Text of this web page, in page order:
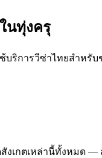
นทุ่งครุ
การวีซ่าไทยสำหรั
เกตเหล่านี้ทั้งหมด —